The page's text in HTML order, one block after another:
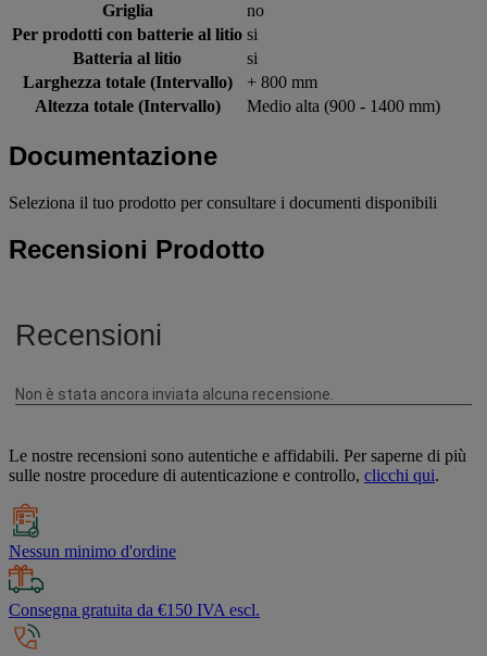
Griglia
no
Per prodotti con batterie al litio si
Batteria al litio
si
Larghezza totale (Intervallo)
+ 800 mm
Altezza totale (Intervallo)
Medio alta (900 - 1400 mm)
Documentazione
Seleziona il tuo prodotto per consultare i documenti disponibili
Recensioni Prodotto
Le nostre recensioni sono autentiche e affidabili. Per saperne di più
sulle nostre procedure di autenticazione e controllo, clicchi qui.
Nessun minimo d'ordine
Consegna gratuita da €150 IVA escl.